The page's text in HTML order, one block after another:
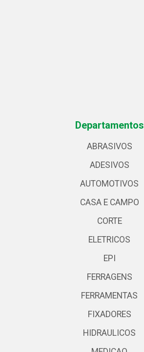
Departamentos
ABRASIVOS
ADESIVOS
AUTOMOTIVOS
CASA E CAMPO
CORTE
ELETRICOS
EPI
FERRAGENS
FERRAMENTAS
FIXADORES
HIDRAULICOS